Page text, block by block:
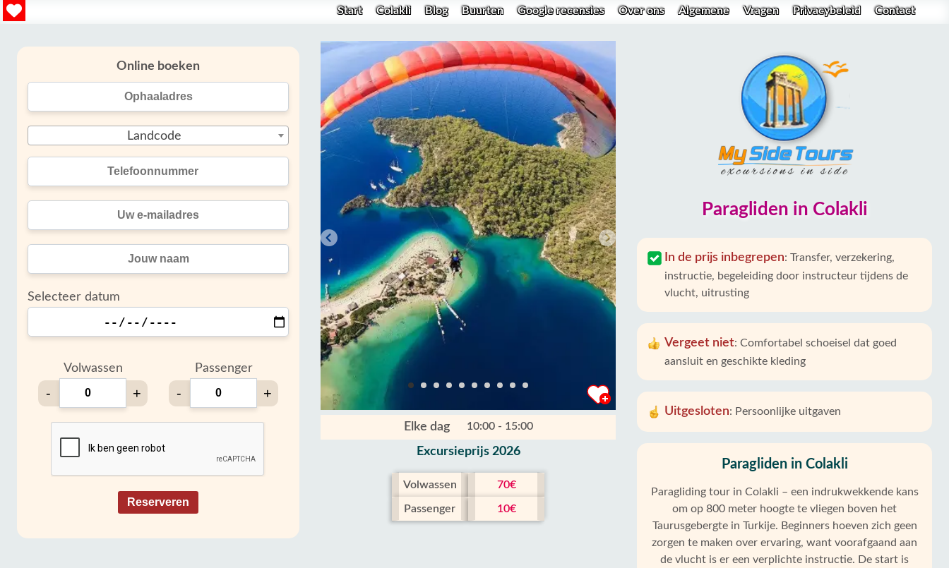
Start Colakli Blog Buurten Google recensies Over ons Algemene Vragen Privacybeleid Contact
Paragliden in Colakli
In de prijs inbegrepen: Transfer, verzekering,
instructie, begeleiding door instructeur tijdens de
vlucht, uitrusting
Vergeet niet: Comfortabel schoeisel dat goed
aansluit en geschikte kleding
Uitgesloten: Persoonlijke uitgaven
Paragliden in Colakli
Paragliding tour in Colakli – een indrukwekkende kans
om op 800 meter hoogte te vliegen boven het
Taurusgebergte in Turkije. Beginners hoeven zich geen
zorgen te maken over ervaring, want voorafgaand aan
de vlucht is er een verplichte instructie. De start is
Elke dag 10:00 - 15:00
Excursieprijs 2026
Volwassen 70€
Passenger 10€
Online boeken
Landcode
Selecteer datum
Volwassen
- +
Passenger
- +
Reserveren